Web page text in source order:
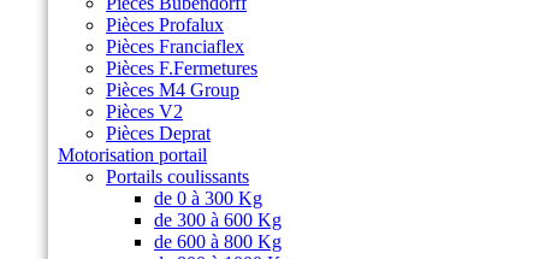
Pièces Profalux
Pièces Franciaflex
Pièces F.Fermetures
Pièces M4 Group
Pièces V2
Pièces Deprat
Motorisation portail
Portails coulissants
de 0 à 300 Kg
de 300 à 600 Kg
de 600 à 800 Kg